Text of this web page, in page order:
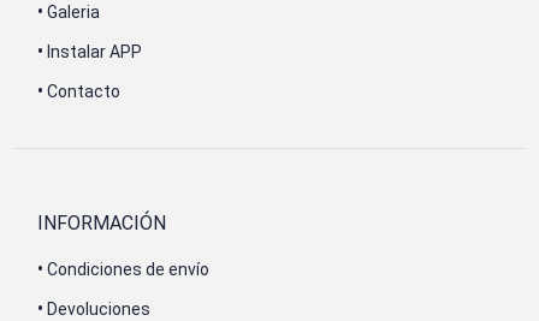
• Galeria
• Instalar APP
• Contacto
INFORMACIÓN
• Condiciones de envío
• Devoluciones